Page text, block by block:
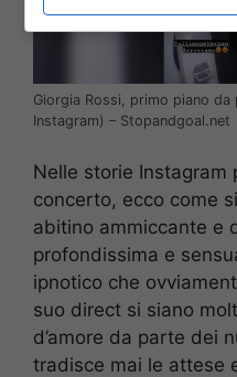
Giorgia Rossi, primo piano
Instagram) – Stopandgoal.net
Nelle storie Instagram
concerto, ecco come
abitino ammiccante e
profondissima e
ipnotico che
suo direct si siano
d’amore da parte dei
tradisce mai le attese